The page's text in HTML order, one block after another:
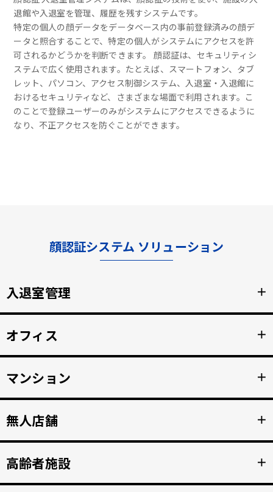
退館や入退室を管理、履歴を残すシステムです。
特定の個人の顔データをデータベース内の事前登録済みの顔デ
ータと照合することで、特定の個人がシステムにアクセスを許
可されるかどうかを判断できます。 顔認証は、セキュリティシ
ステムで広く使用されます。たとえば、スマートフォン、タブ
レット、パソコン、アクセス制御システム、入退室・入退館に
おけるセキュリティなど、さまざまな場面で利用されます。こ
のことで登録ユーザーのみがシステムにアクセスできるように
なり、不正アクセスを防ぐことができます。
顔認証システム ソリューション
入退室管理 ＋
くし、紛失のリスクと再発行コストの削減。
詳細を見る >>
オフィス ＋
動勤怠管理。
詳細を見る >>
マンション ＋
スマホへ接続。 入居者の顔を認証して、手ぶらでドア解
錠。
詳細を見る >>
無人店舗 ＋
時間無人営業を実現。
詳細を見る >>
高齢者施設 ＋